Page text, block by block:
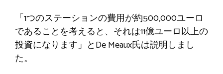
「1つのステーションの費用が約500,000ユーロ
であることを考えると、それは11億ユーロ以上の
投資になります」とDe Meaux氏は説明しまし
た。